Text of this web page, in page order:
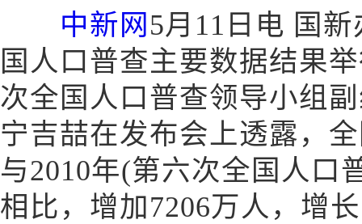
中新网 5月11日电 国
国人口普查主要数据结果
次全国人口普查领导小组
宁吉喆在发布会上透露，
与2010年(第六次全国人口
相比，增加7206万人，增